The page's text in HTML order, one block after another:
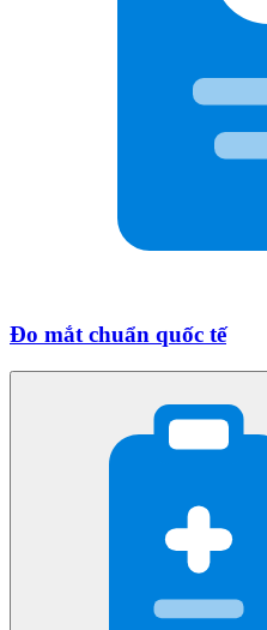
Đo mắt chuẩn quốc tế